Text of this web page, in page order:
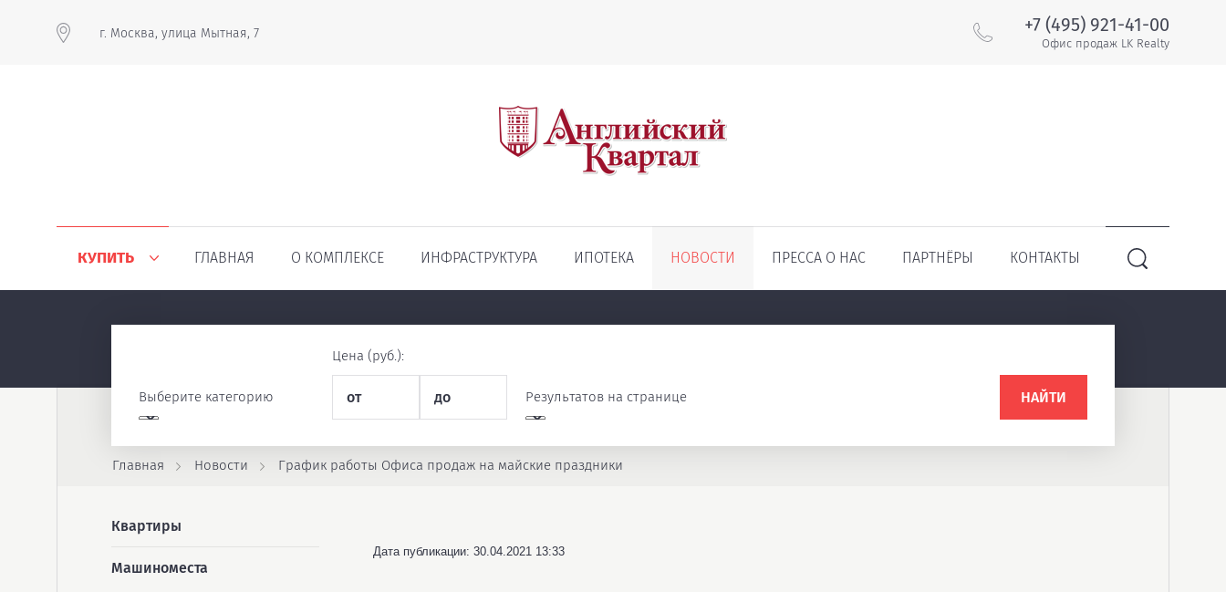
г. Москва, улица Мытная, 7 +7 (495) 921-41-00
Офис продаж LK Realty
КУПИТЬ ГЛАВНАЯ О КОМПЛЕКСЕ ИНФРАСТРУКТУРА ИПОТЕКА НОВОСТИ ПРЕССА О НАС ПАРТНЁРЫ КОНТАКТЫ
Выберите категорию
Цена (руб.):
Результатов на странице НАЙТИ
Главная Новости График работы Офиса продаж на майские праздники
Квартиры
Машиноместа
Дата публикации: 30.04.2021 13:33